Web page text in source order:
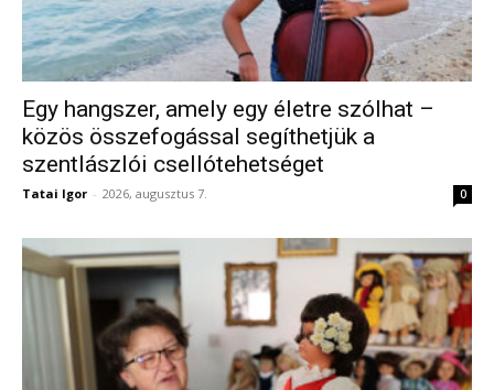
Egy hangszer, amely egy életre szólhat –
közös összefogással segíthetjük a
szentlászlói csellótehetséget
Tatai Igor - 2026, augusztus 7. 0